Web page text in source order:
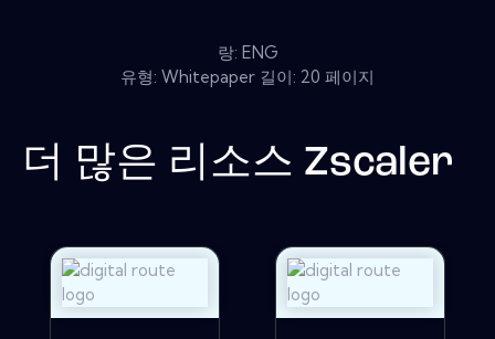
랑: ENG
유형: Whitepaper 길이: 20 페이지
더 많은 리소스 Zscaler